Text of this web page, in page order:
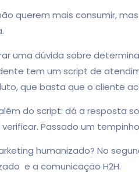
querem mais consumir,
uma dúvida sobre
tem um script de
que basta que o cliente
do script: dá a resposta
Passado um
humanizado? No
e a comunicação H2H.